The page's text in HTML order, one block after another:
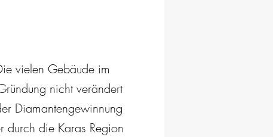
vielen Gebäude im
nicht verändert
Diamantengewinnung
durch die Karas Region